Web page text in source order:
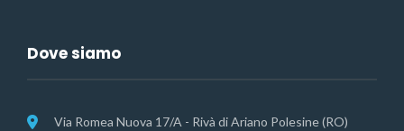
Dove siamo
Via Romea Nuova 17/A - Rivà di Ariano Polesine (RO)